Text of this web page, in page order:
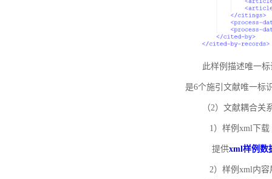
此样例描述唯一标
是6个施引文献唯一标
（2）文献耦合关
1）样例xml下载
提供xml样例数
2）样例xml内容